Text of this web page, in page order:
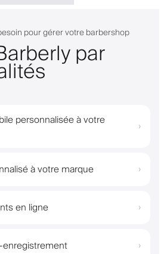
pour gérer votre barbershop
par
personnalisée à votre
›
à votre marque ›
en ligne ›
›